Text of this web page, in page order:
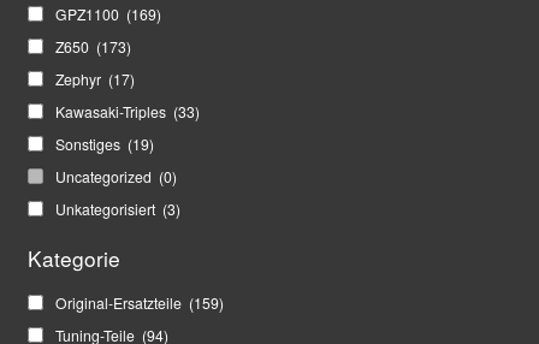
GPZ1100 (169)
Z650 (173)
Zephyr (17)
Kawasaki-Triples (33)
Sonstiges (19)
Uncategorized (0)
Unkategorisiert (3)
Kategorie
Original-Ersatzteile (159)
Tuning-Teile (94)